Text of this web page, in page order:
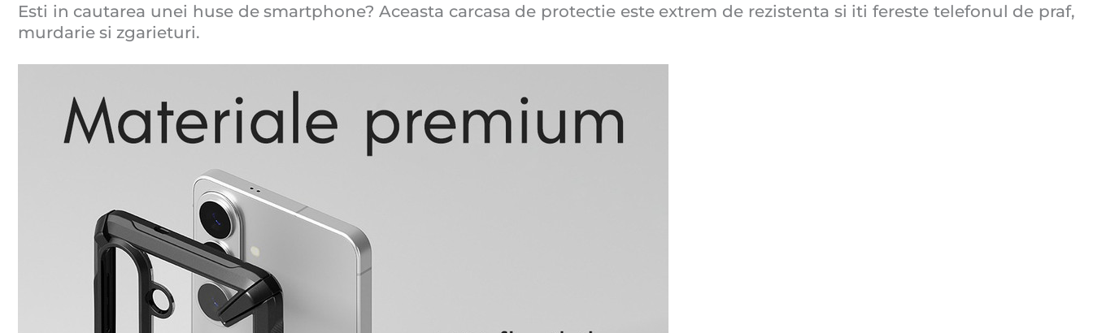
Esti in cautarea unei huse de smartphone? Aceasta carcasa de protectie este extrem de rezistenta si iti fereste telefonul de praf,
murdarie si zgarieturi.